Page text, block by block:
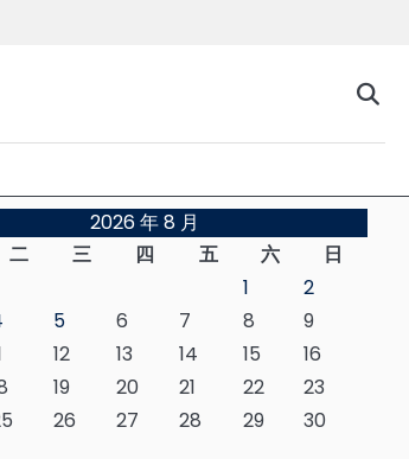
2026 年 8 月
二 三 四 五 六
日
1
2
5 6 7 8
9
12 13 14 15
16
19 20 21 22
23
26 27 28 29
30